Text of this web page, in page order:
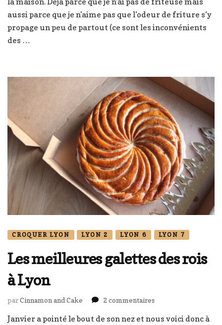
poulet
à
aussi parce que je n’aime pas que l’odeur de friture s’y
propage un peu de partout (ce sont les inconvénients
des …
CROQUER LYON LYON 2 LYON 6 LYON 7
Les meilleures galettes des rois
à Lyon
parCinnamon and Cake 2 commentairessur
meilleures
Janvier a pointé le bout de son nez et nous voici donc à